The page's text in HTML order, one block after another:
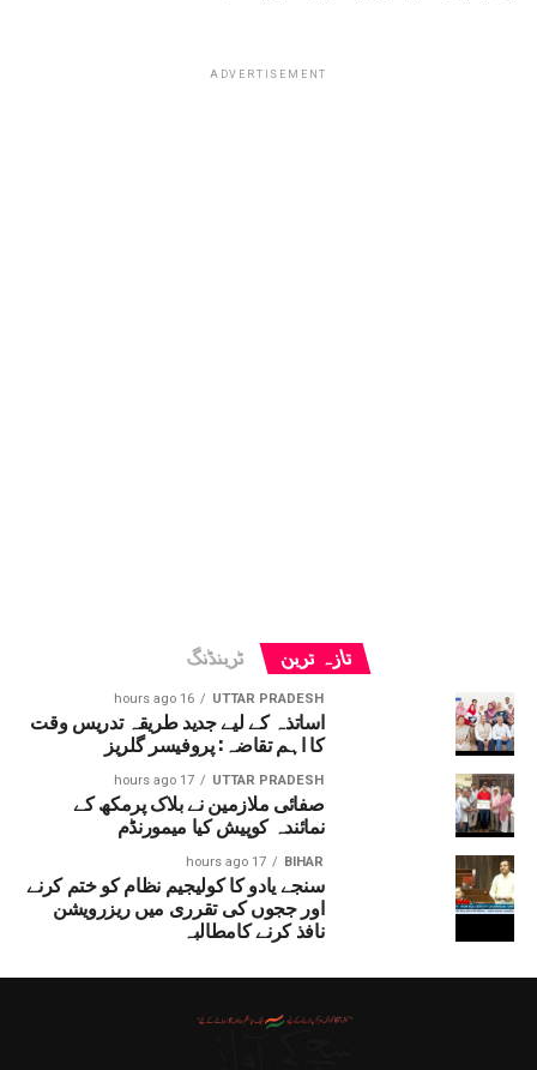
ADVERTISEMENT
تازہ ترین ٹرینڈنگ
UTTAR PRADESH
16 hours ago
اساتذہ کے لیے جدید طریقہ تدریس وقت
کا اہم تقاضہ: پروفیسر گلریز
UTTAR PRADESH
17 hours ago
صفائی ملازمین نے بلاک پرمکھ کے
نمائندہ کوپیش کیا میمورنڈم
BIHAR
17 hours ago
سنجے یادو کا کولیجیم نظام کو ختم کرنے
اور ججوں کی تقرری میں ریزرویشن
نافذ کرنے کامطالبہ